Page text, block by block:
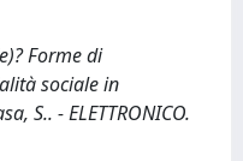
Forme di
sociale in
S.. - ELETTRONICO.